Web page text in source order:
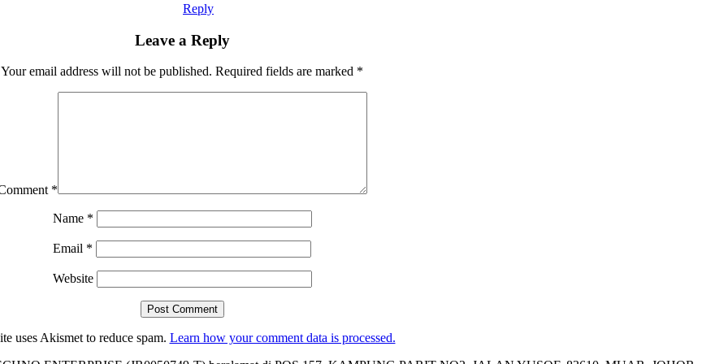
Reply
Leave a Reply
Your email address will not be published. Required fields are marked *
*
Name *
Email *
Website
uses Akismet to reduce spam. Learn how your comment data is processed.